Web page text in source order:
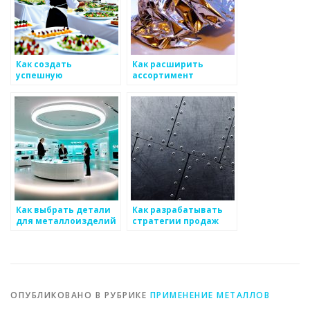
Как создать
успешную
стратегию для
металлоизделий
Как расширить
ассортимент
Как выбрать детали
для металлоизделий
Как разрабатывать
стратегии продаж
ОПУБЛИКОВАНО В РУБРИКЕ ПРИМЕНЕНИЕ МЕТАЛЛОВ